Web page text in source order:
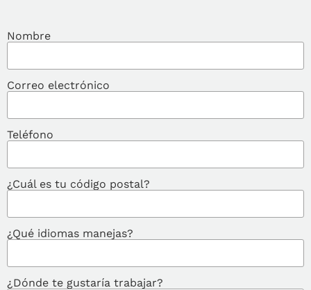
Nombre
Correo electrónico
Teléfono
¿Cuál es tu código postal?
¿Qué idiomas manejas?
¿Dónde te gustaría trabajar?